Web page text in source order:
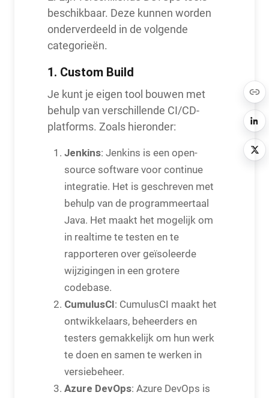
beschikbaar. Deze kunnen worden
onderverdeeld in de volgende
categorieën.
1. Custom Build
Je kunt je eigen tool bouwen met
behulp van verschillende CI/CD-
platforms. Zoals hieronder:
Jenkins: Jenkins is een open-
source software voor continue
integratie. Het is geschreven met
behulp van de programmeertaal
Java. Het maakt het mogelijk om
in realtime te testen en te
rapporteren over geïsoleerde
wijzigingen in een grotere
codebase.
CumulusCI: CumulusCI maakt het
ontwikkelaars, beheerders en
testers gemakkelijk om hun werk
te doen en samen te werken in
versiebeheer.
Azure DevOps: Azure DevOps is